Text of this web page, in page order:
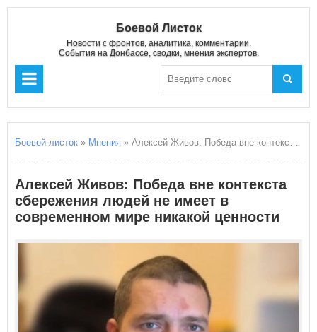
Боевой Листок
Новости с фронтов, аналитика, комментарии.
События на Донбассе, сводки, мнения экспертов.
Боевой листок » Мнения » Алексей Живов: Победа вне контекста сбережения людей не имеет в современном мире никакой ценности
Алексей Живов: Победа вне контекста
сбережения людей не имеет в
современном мире никакой ценности